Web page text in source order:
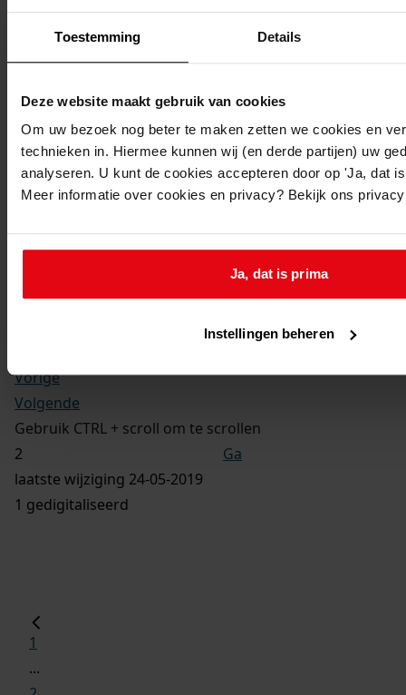
Toestemming Details
Deze website maakt gebruik van cookies
Om uw bezoek nog beter te maken zetten we cookies en
technieken in. Hiermee kunnen wij (en derde partijen) uw
analyseren. U kunt de cookies accepteren door op 'Ja, dat
Meer informatie over cookies en privacy? Bekijk ons
Ja, dat is prima
Instellingen beheren
Hermina Blikkenhorst
Kerkelijke gezindte:
Toegangsnummer:
1702-09 Doop-, trouw- en begraafboeken Enkhuizen,
1581-1910
Inventarisnummer :
12
2.
Dit bestand is nog niet gecontroleerd op volledigheid
Vorige
Volgende
Gebruik CTRL + scroll om te scrollen
Ga
laatste wijziging 24-05-2019
1 gedigitaliseerd
1
...